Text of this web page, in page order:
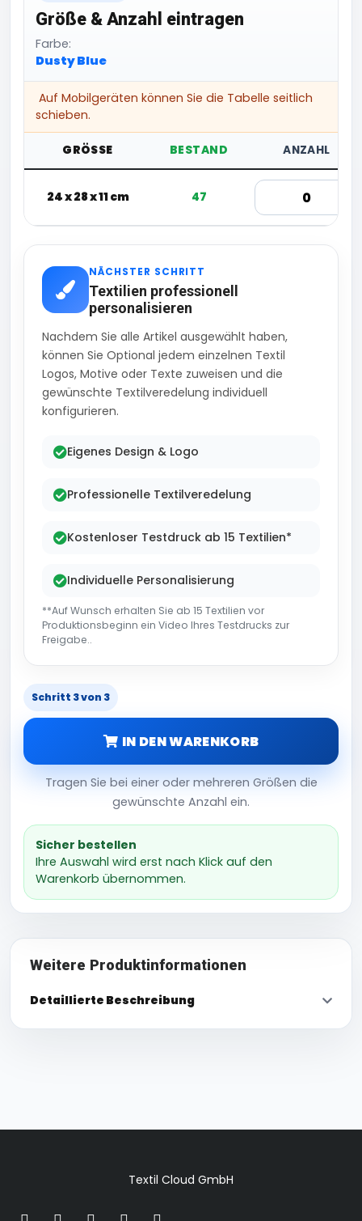
Größe & Anzahl eintragen
Farbe:
Dusty Blue
Auf Mobilgeräten können Sie die Tabelle seitlich
schieben.
GRÖSSE BESTAND ANZAHL
24 x 28 x 11 cm 47
NÄCHSTER SCHRITT
Textilien professionell
personalisieren
Nachdem Sie alle Artikel ausgewählt haben,
können Sie Optional jedem einzelnen Textil
Logos, Motive oder Texte zuweisen und die
gewünschte Textilveredelung individuell
konfigurieren.
Eigenes Design & Logo
Professionelle Textilveredelung
Kostenloser Testdruck ab 15 Textilien*
Individuelle Personalisierung
**Auf Wunsch erhalten Sie ab 15 Textilien vor
Produktionsbeginn ein Video Ihres Testdrucks zur
Freigabe..
Schritt 3 von 3
IN DEN WARENKORB
Tragen Sie bei einer oder mehreren Größen die
gewünschte Anzahl ein.
Sicher bestellen
Ihre Auswahl wird erst nach Klick auf den
Warenkorb übernommen.
Weitere Produktinformationen
Detaillierte Beschreibung
Textil Cloud GmbH